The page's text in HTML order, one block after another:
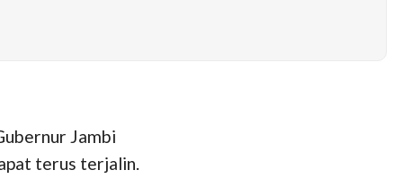
Jambi
terus terjalin.